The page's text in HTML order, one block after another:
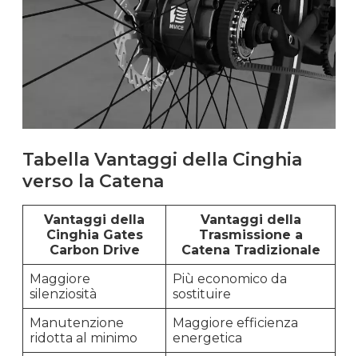
Tabella Vantaggi della Cinghia
verso la Catena
Vantaggi della
Cinghia Gates
Carbon Drive
Vantaggi della
Trasmissione a
Catena Tradizionale
Maggiore
silenziosità
Più economico da
sostituire
Manutenzione
ridotta al minimo
Maggiore efficienza
energetica